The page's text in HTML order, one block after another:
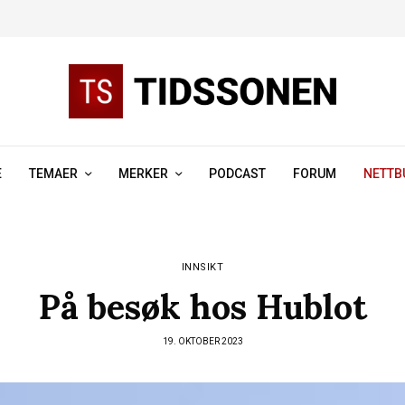
TEMAER MERKER PODCAST FORUM
INNSIKT
På besøk hos Hublot
19. OKTOBER 2023